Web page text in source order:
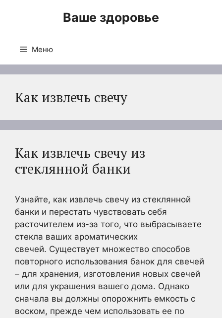
Ваше здоровье
Меню
Как извлечь свечу
Как извлечь свечу из
стеклянной банки
Узнайте, как извлечь свечу из стеклянной
банки и перестать чувствовать себя
расточителем из-за того, что выбрасываете
стекла ваших ароматических
свечей. Существует множество способов
повторного использования банок для свечей
– для хранения, изготовления новых свечей
или для украшения вашего дома. Однако
сначала вы должны опорожнить емкость с
воском, прежде чем использовать ее по